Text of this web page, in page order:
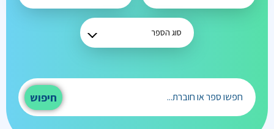
חיפוש